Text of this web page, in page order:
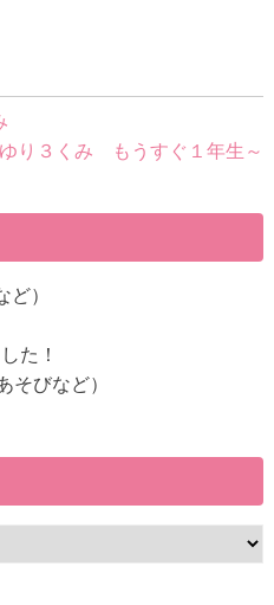
り３くみ もうすぐ１年生～
）
た！
そびなど）